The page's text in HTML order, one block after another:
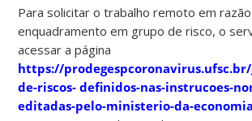
Para solicitar o trabalho remoto em
enquadramento em grupo de risco, o
acessar a página
https://
de-riscos- definidos-nas-instrucoes-
editadas-pelo-ministerio-da-